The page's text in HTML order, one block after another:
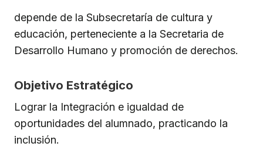
depende de la Subsecretaría de cultura y
educación, perteneciente a la Secretaria de
Desarrollo Humano y promoción de derechos.
Objetivo Estratégico
Lograr la Integración e igualdad de
oportunidades del alumnado, practicando la
inclusión.